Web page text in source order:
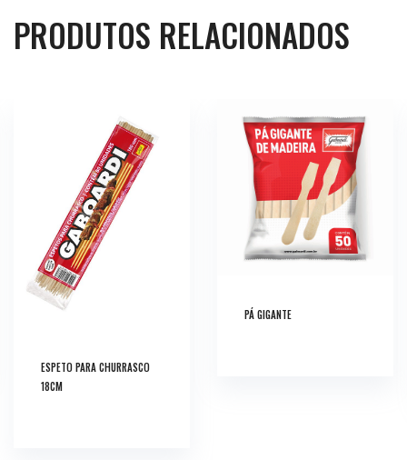
PRODUTOS RELACIONADOS
ESPETO PARA CHURRASCO
18CM
PÁ GIGANTE